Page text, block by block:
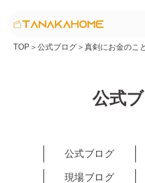
TOP ＞公式ブログ ＞真剣にお金のこ
公式
公式ブログ
現場ブログ